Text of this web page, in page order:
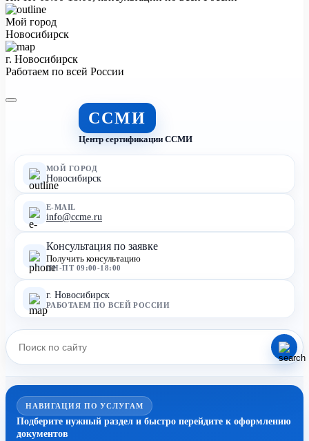
Мой город
Новосибирск
г. Новосибирск
Работаем по всей России
ССМИ
Центр сертификации ССМИ
МОЙ ГОРОД
Новосибирск
E-MAIL
info@ccme.ru
Консультация по заявке
Получить консультацию
ПН-ПТ 09:00-18:00
г. Новосибирск
РАБОТАЕМ ПО ВСЕЙ РОССИИ
НАВИГАЦИЯ ПО УСЛУГАМ
Подберите нужный раздел и быстро перейдите к оформлению
документов